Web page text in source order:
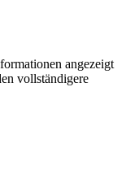
angezeigt
vollständigere